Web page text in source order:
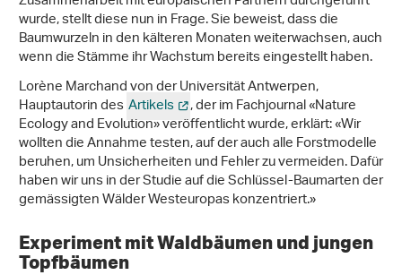
wurde, stellt diese nun in Frage. Sie beweist, dass die
Baumwurzeln in den kälteren Monaten weiterwachsen, auch
wenn die Stämme ihr Wachstum bereits eingestellt haben.
Lorène Marchand von der Universität Antwerpen,
Hauptautorin desArtikels , der im Fachjournal «Nature
Ecology and Evolution» veröffentlicht wurde, erklärt: «Wir
wollten die Annahme testen, auf der auch alle Forstmodelle
beruhen, um Unsicherheiten und Fehler zu vermeiden. Dafür
haben wir uns in der Studie auf die Schlüssel-Baumarten der
gemässigten Wälder Westeuropas konzentriert.»
Experiment mit Waldbäumen und jungen
Topfbäumen